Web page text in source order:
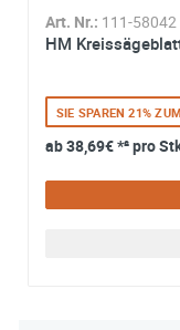
Art. Nr.: 111-58042
HM
SIE SPAREN 21%
ab38,69€*² pro